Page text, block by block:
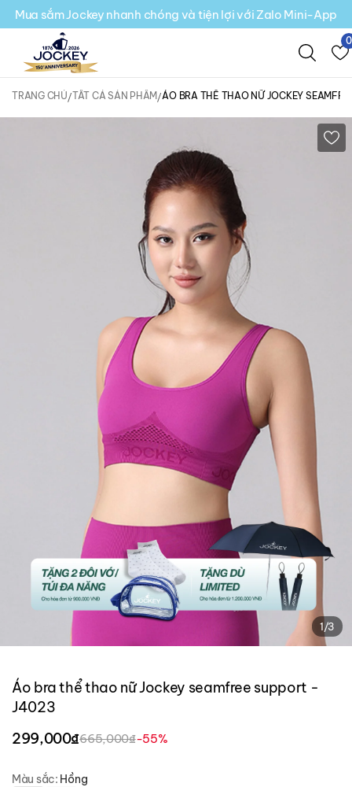
Mua sắm Jockey nhanh chóng và tiện lợi với Zalo Mini-App
0
TRANG CHỦ TẤT CẢ SẢN PHẨM ÁO BRA THỂ THAO NỮ JOCKEY
1/3
Áo bra thể thao nữ Jockey seamfree support -
J4023
299,000₫665,000₫-55%
Màu sắc: Hồng